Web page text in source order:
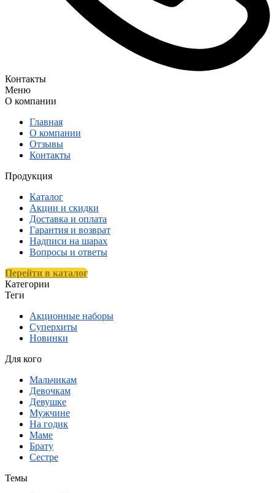
Контакты
Меню
О компании
Главная
О компании
Отзывы
Контакты
Продукция
Каталог
Акции и скидки
Доставка и оплата
Гарантия и возврат
Надписи на шарах
Вопросы и ответы
Перейти в каталог
Категории
Теги
Акционные наборы
Суперхиты
Новинки
Для кого
Мальчикам
Девочкам
Девушке
Мужчине
На годик
Маме
Брату
Сестре
Темы